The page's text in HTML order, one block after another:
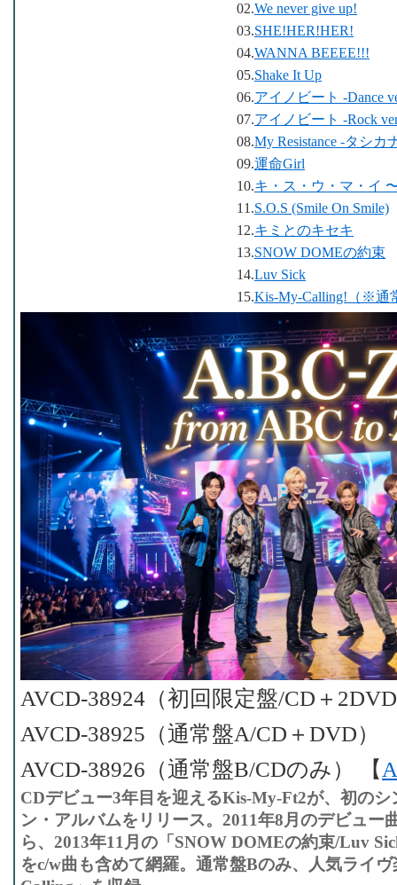
02.We never give up!
03.SHE!HER!HER!
04.WANNA BEEEE!!!
05.Shake It Up
06.アイノビート -Dance
07.アイノビート -Rock
08.My Resistance -タシカ
09.運命Girl
10.キ・ス・ウ・マ・イ
11.S.O.S (Smile On Smile)
12.キミとのキセキ
13.SNOW DOMEの約束
14.Luv Sick
15.Kis-My-Calling!（※通
AVCD-38924（初回限定盤/CD＋
AVCD-38925（通常盤A/CD＋DVD）
AVCD-38926（通常盤B/CDのみ） 【
CDデビュー3年目を迎えるKis-My-Ft2が、初のシ
ン・アルバムをリリース。2011年8月のデビュー
ら、2013年11月の「SNOW DOMEの約束/Luv
をc/w曲も含めて網羅。通常盤Bのみ、人気ライ